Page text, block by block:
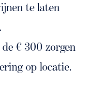
te laten
€ 300 zorgen
op locatie.